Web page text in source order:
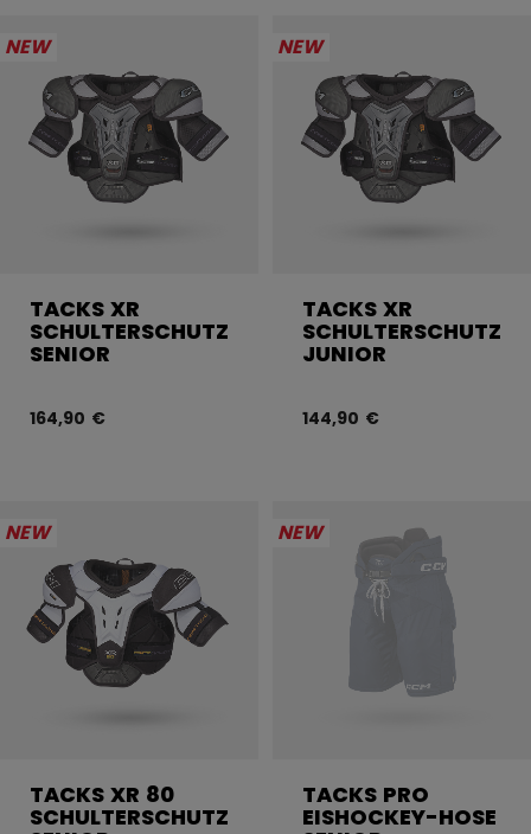
NEW
TACKS XR
SCHULTERSCHUTZ
SENIOR
164,90 €
NEW
TACKS XR
SCHULTERSCHUTZ
JUNIOR
144,90 €
NEW
TACKS XR 80
SCHULTERSCHUTZ
NEW
TACKS PRO
EISHOCKEY-HOSE